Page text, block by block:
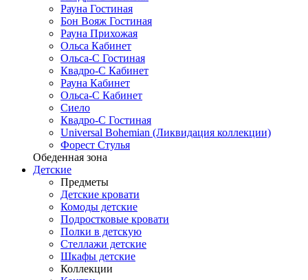
Рауна Гостиная
Бон Вояж Гостиная
Рауна Прихожая
Ольса Кабинет
Ольса-С Гостиная
Квадро-С Кабинет
Рауна Кабинет
Ольса-С Кабинет
Сиело
Квадро-С Гостиная
Universal Bohemian (Ликвидация коллекции)
Форест Стулья
Обеденная зона
Детские
Предметы
Детские кровати
Комоды детские
Подростковые кровати
Полки в детскую
Стеллажи детские
Шкафы детские
Коллекции